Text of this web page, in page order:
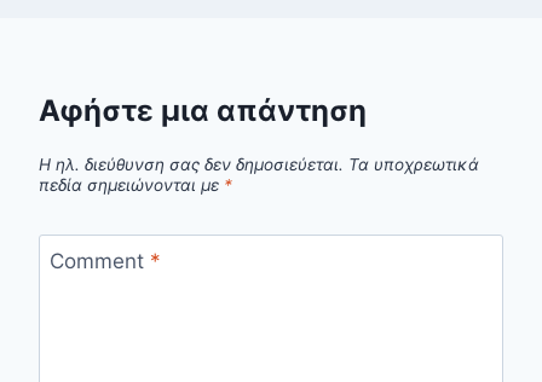
Αφήστε μια απάντηση
Η ηλ. διεύθυνση σας δεν δημοσιεύεται. Τα υποχρεωτικά
πεδία σημειώνονται με *
Comment *